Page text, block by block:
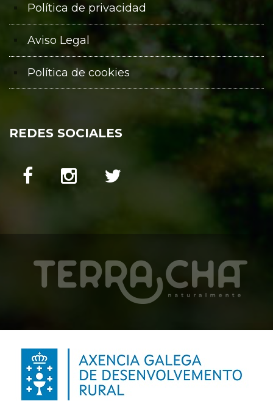
Política de privacidad
Aviso Legal
Política de cookies
REDES SOCIALES